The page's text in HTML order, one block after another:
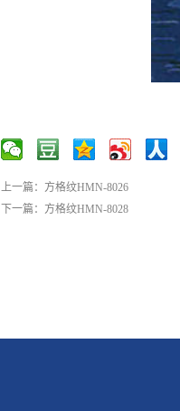
上一篇： 方格纹HMN-8026
下一篇： 方格纹HMN-8028